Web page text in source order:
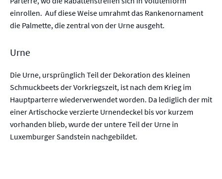
einrollen. Auf diese Weise umrahmt das Rankenornament
die Palmette, die zentral von der Urne ausgeht.
Urne
Die Urne, ursprünglich Teil der Dekoration des kleinen
Schmuckbeets der Vorkriegszeit, ist nach dem Krieg im
Hauptparterre wiederverwendet worden. Da lediglich der mit
einer Artischocke verzierte Urnendeckel bis vor kurzem
vorhanden blieb, wurde der untere Teil der Urne in
Luxemburger Sandstein nachgebildet.